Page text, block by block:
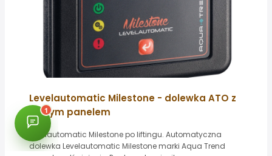
Levelautomatic Milestone - dolewka ATO z
nowym panelem
Levelautomatic Milestone po liftingu. Automatyczna
dolewka Levelautomatic Milestone marki Aqua Trend